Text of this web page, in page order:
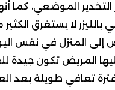
التخدير الموضعي، كما
لا يستغرق الكثير من
إلى المنزل في نفس
المريض تكون جيدة
تعافي طويلة بعد